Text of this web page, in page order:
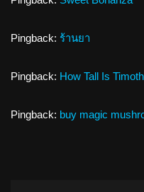
Pingback: ร้านยา
Pingback: How Tall Is
Pingback: buy magic